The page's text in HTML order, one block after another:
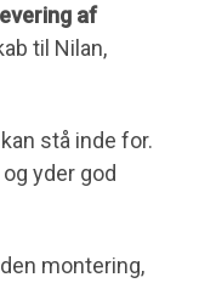
af
til Nilan,
stå inde for.
yder god
montering,